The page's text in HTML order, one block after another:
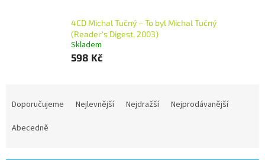
4CD Michal Tučný – To byl Michal Tučný
(Reader's Digest, 2003)
Skladem
598 Kč
Doporučujeme Nejlevnější Nejdražší
Nejprodávanější
Abecedně